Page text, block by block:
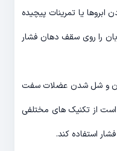
ابروها یا تمرینات پیچیده
را روی سقف دهان فشار
و شل شدن عضلات سفت
از تکنیک های مختلفی
استفاده کند.